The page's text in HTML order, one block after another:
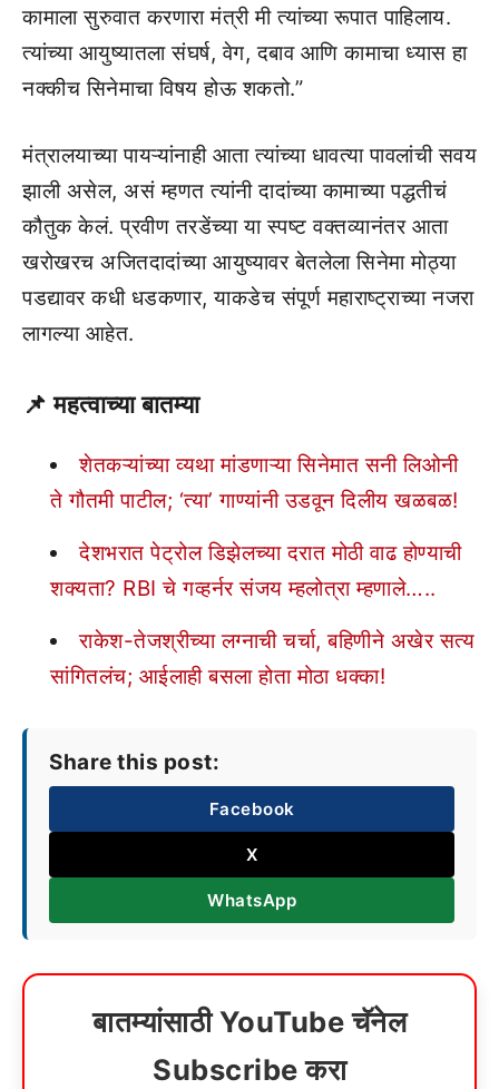
कामाला सुरुवात करणारा मंत्री मी त्यांच्या रूपात पाहिलाय.
त्यांच्या आयुष्यातला संघर्ष, वेग, दबाव आणि कामाचा ध्यास हा
नक्कीच सिनेमाचा विषय होऊ शकतो.”
मंत्रालयाच्या पायऱ्यांनाही आता त्यांच्या धावत्या पावलांची सवय
झाली असेल, असं म्हणत त्यांनी दादांच्या कामाच्या पद्धतीचं
कौतुक केलं. प्रवीण तरडेंच्या या स्पष्ट वक्तव्यानंतर आता
खरोखरच अजितदादांच्या आयुष्यावर बेतलेला सिनेमा मोठ्या
पडद्यावर कधी धडकणार, याकडेच संपूर्ण महाराष्ट्राच्या नजरा
लागल्या आहेत.
📌महत्वाच्या बातम्या
शेतकऱ्यांच्या व्यथा मांडणाऱ्या सिनेमात सनी लिओनी
ते गौतमी पाटील; ‘त्या’ गाण्यांनी उडवून दिलीय खळबळ!
देशभरात पेट्रोल डिझेलच्या दरात मोठी वाढ होण्याची
शक्यता? RBI चे गव्हर्नर संजय म्हलोत्रा म्हणाले…..
राकेश-तेजश्रीच्या लग्नाची चर्चा, बहिणीने अखेर सत्य
सांगितलंच; आईलाही बसला होता मोठा धक्का!
Share this post:
Facebook
X
WhatsApp
बातम्यांसाठी YouTube चॅनेल
Subscribe करा